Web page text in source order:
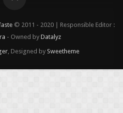
© 2011 - 2020 | Responsible Editor :
- Owned by Datalyz
, Designed by Sweetheme